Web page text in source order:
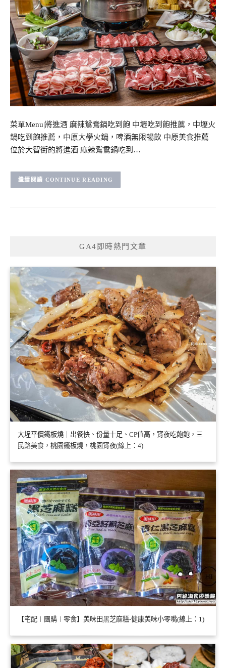
菜單Menu|將進酒 麻辣鴛鴦鍋吃到飽 中壢吃到飽推薦，中壢火
鍋吃到飽推薦，中原大學火鍋，啤酒無限暢飲 中原美食推薦
位於大智街的將進酒 麻辣鴛鴦鍋吃到…
CONTINUE READING
GA4即時熱門文章
大埕平價鐵板燒｜出餐快、份量十足、CP值高，宵夜吃飽飽，三
民路美食，桃園鐵板燒，桃園宵夜(線上：4)
【宅配︱團購︱零食】美味田黑芝麻糕-健康美味小零嘴(線上：1)